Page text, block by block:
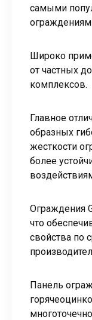
самыми
Широко
от частных
комплексов.
Главное
образных
жесткости
более
Ограждения
что
свойства по
Панель